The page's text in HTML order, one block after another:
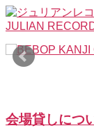
コ
ン
ン
キ
ッ
会場貸しにつ